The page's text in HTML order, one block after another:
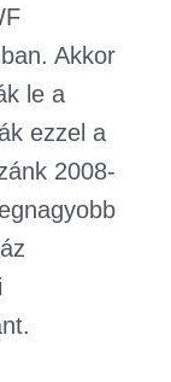
Akkor
le a
ezzel a
2008-